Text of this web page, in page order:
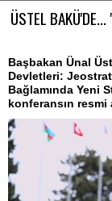
ÜSTEL
Başbakan Ünal
Devletleri:
Bağlamında Yeni
konferansın resmi